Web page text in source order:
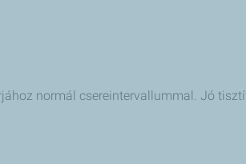
normál csereintervallummal. Jó